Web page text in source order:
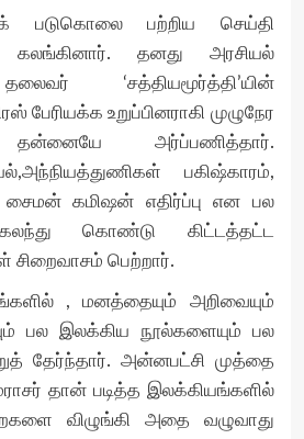
படுகொலை பற்றிய செய்தி
தனது அரசியல்
‘சத்தியமூர்த்தி’யின்
பேரியக்க உறுப்பினராகி முழுநேர
தன்னையே அர்ப்பணித்தார்.
பகிஷ்காரம்,
சைமன் கமிஷன் எதிர்ப்பு என பல
கொண்டு கிட்டத்தட்ட
பெற்றார்.
, மனத்தையும் அறிவையும்
பல இலக்கிய நூல்களையும் பல
தேர்ந்தார். அன்னபட்சி முத்தை
தான் படித்த இலக்கியங்களில்
விழுங்கி அதை வழுவாது